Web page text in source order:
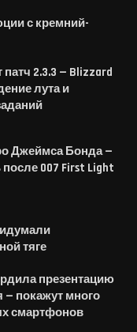
с кремний-
2.3.3 — Blizzard
лута и
Джеймса Бонда —
007 First Light
тяге
презентацию
— покажут много
смартфонов